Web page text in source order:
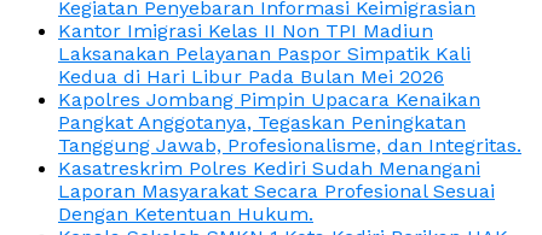
Kegiatan Penyebaran Informasi Keimigrasian
Kantor Imigrasi Kelas II Non TPI Madiun
Laksanakan Pelayanan Paspor Simpatik Kali
Kedua di Hari Libur Pada Bulan Mei 2026
Kapolres Jombang Pimpin Upacara Kenaikan
Pangkat Anggotanya, Tegaskan Peningkatan
Tanggung Jawab, Profesionalisme, dan Integritas.
Kasatreskrim Polres Kediri Sudah Menangani
Laporan Masyarakat Secara Profesional Sesuai
Dengan Ketentuan Hukum.